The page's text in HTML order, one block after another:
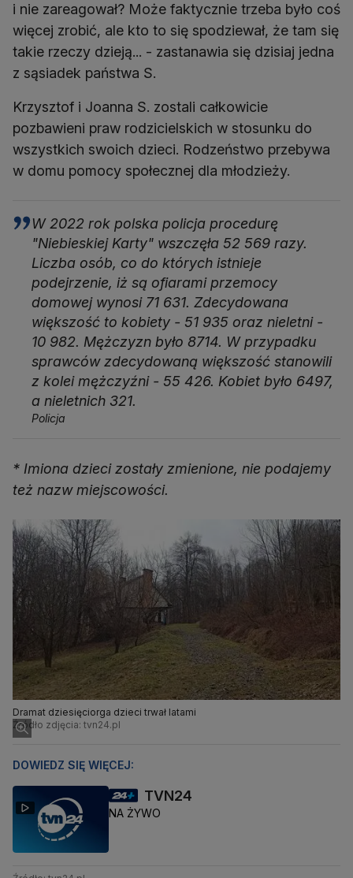
i nie zareagował? Może faktycznie trzeba było coś
więcej zrobić, ale kto to się spodziewał, że tam się
takie rzeczy dzieją... - zastanawia się dzisiaj jedna
z sąsiadek państwa S.
Krzysztof i Joanna S. zostali całkowicie
pozbawieni praw rodzicielskich w stosunku do
wszystkich swoich dzieci. Rodzeństwo przebywa
w domu pomocy społecznej dla młodzieży.
W 2022 rok polska policja procedurę
"Niebieskiej Karty" wszczęła 52 569 razy.
Liczba osób, co do których istnieje
podejrzenie, iż są ofiarami przemocy
domowej wynosi 71 631. Zdecydowana
większość to kobiety - 51 935 oraz nieletni -
10 982. Mężczyzn było 8714. W przypadku
sprawców zdecydowaną większość stanowili
z kolei mężczyźni - 55 426. Kobiet było 6497,
a nieletnich 321.
Policja
* Imiona dzieci zostały zmienione, nie podajemy
też nazw miejscowości.
Dramat dziesięciorga dzieci trwał latami
Źródło zdjęcia: tvn24.pl
DOWIEDZ SIĘ WIĘCEJ:
TVN24
NA ŻYWO